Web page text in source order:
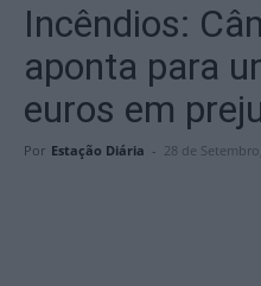
Incêndios:
aponta para
euros em
Por Estação Diária - 28 de